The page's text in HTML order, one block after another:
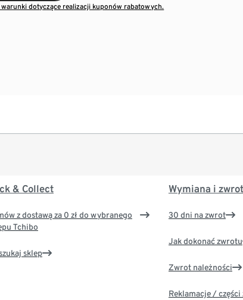
dotyczące realizacji kuponów rabatowych.
& Collect
z dostawą za 0 zł do wybranego
Tchibo
sklep
Wymiana i
30 dni na zwrot
Jak dokonać zwrotu
Zwrot należności
Reklamacje / części